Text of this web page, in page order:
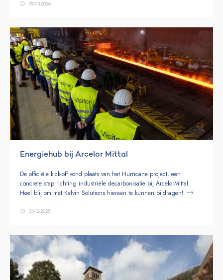
09-03-2026
Energiehub bij Arcelor Mittal
De officiële kick-off vond plaats van het Hurricane project, een
concrete stap richting industriële decarbonisatie bij ArcelorMittal.
Heel blij om met Kelvin Solutions hieraan te kunnen bijdragen!
04-12-2025